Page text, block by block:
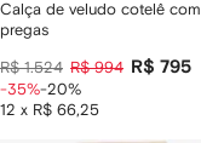
Calça de veludo cotelê com
pregas
R$ 1.524 R$ 994 R$ 795
12 x R$ 66,25
-35%-20%